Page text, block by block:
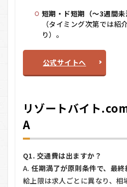
短期・ド短期（〜3週間
（タイミング次第では紹
り）。
公式サイトへ
リゾートバイト
A
Q1. 交通費は出ますか？
A.任期満了が原則条件で、最
給上限は求人ごとに異なり、相